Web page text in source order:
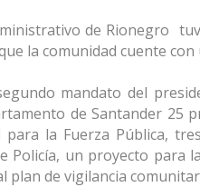
de Rionegro
la comunidad cuente
mandato del
de Santander 25
para la Fuerza Pública,
Policía, un proyecto para
plan de vigilancia